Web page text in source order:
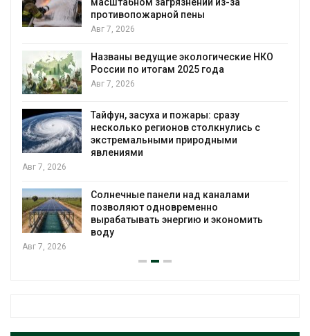
воды
Авг 6, 2026
В китайской провинции Шэньси из-за
паводков эвакуировали более 140 тыс.
человек
МЕГА и ВкусВилл установили
экообменники для сбора вторсырья
Авг 6, 2026
воду из воздуха с помощью ветра
Авг 6, 2026